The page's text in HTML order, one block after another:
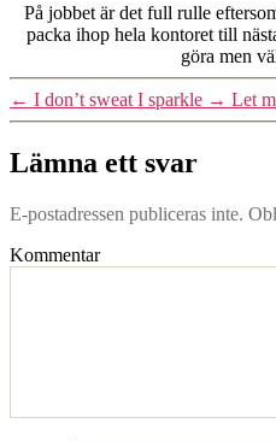
På jobbet är det full rulle
packa ihop hela kontoret till
göra men
← I don’t sweat I sparkle → Let
Lämna ett svar
E-postadressen publiceras inte.
Kommentar